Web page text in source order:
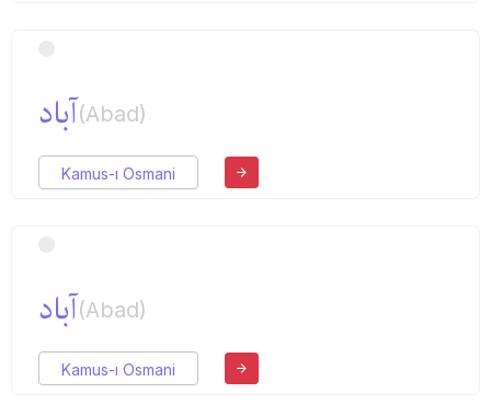
آباد(Abad)
Kamus-ı Osmani
آباد(Abad)
Kamus-ı Osmani